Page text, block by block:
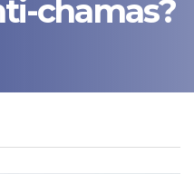
chamas?